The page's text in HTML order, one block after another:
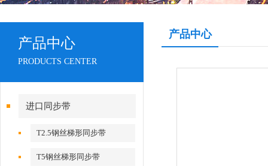
产品中心
PRODUCTS CENTER
进口同步带
T2.5钢丝梯形同步带
T5钢丝梯形同步带
产品中心